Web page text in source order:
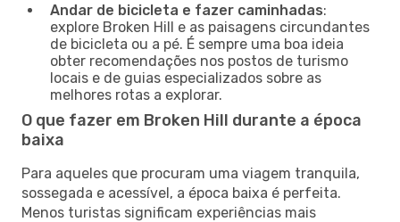
Andar de bicicleta e fazer caminhadas:
explore Broken Hill e as paisagens circundantes
de bicicleta ou a pé. É sempre uma boa ideia
obter recomendações nos postos de turismo
locais e de guias especializados sobre as
melhores rotas a explorar.
O que fazer em Broken Hill durante a época
baixa
Para aqueles que procuram uma viagem tranquila,
sossegada e acessível, a época baixa é perfeita.
Menos turistas significam experiências mais